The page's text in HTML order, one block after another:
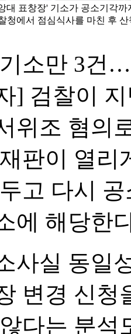
대 표창장' 기소가 공소기각
청에서 점심식사를 마친 후
소만 3건
] 검찰이
위조 혐의
판이 열리
고 다시
에 해당한
사실 동일
변경 신청
다는 분석